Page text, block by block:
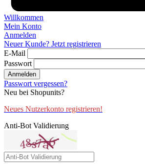
Willkommen
Mein Konto
Anmelden
Neuer Kunde? Jetzt registrieren
E-Mail
Passwort
Anmelden
Passwort vergessen?
Neu bei Shopunits?
Neues Nutzerkonto registrieren!
Anti-Bot Validierung